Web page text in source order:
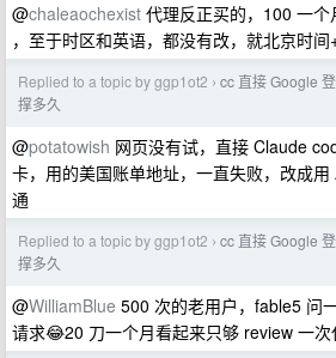
@chaleaochexist 代理反正买的，100 一
，至于时区和英语，都没有改，就北京时
Replied to a topic by ggp1ot2 › cc 直接 Google
撑多久
@potatowish 网页没有试，直接 Claude
卡，用的美国账单地址，一直失败，改成
通
Replied to a topic by ggp1ot2 › cc 直接 Google
撑多久
@WilliamBlue 500 次的老用户，fable5 问
请求😂20 刀一个月看起来只够 review 一次